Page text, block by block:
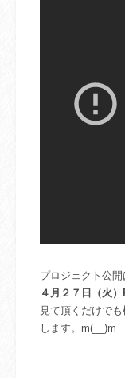
プロジェクト公開
４月２７日（火
見て頂くだけで
します。m(__)m